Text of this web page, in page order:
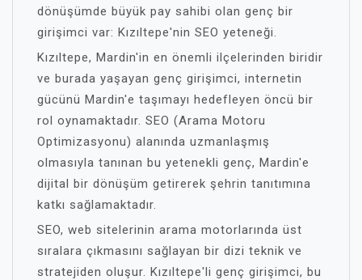
dönüşümde büyük pay sahibi olan genç bir
girişimci var: Kızıltepe'nin SEO yeteneği.
Kızıltepe, Mardin'in en önemli ilçelerinden biridir
ve burada yaşayan genç girişimci, internetin
gücünü Mardin'e taşımayı hedefleyen öncü bir
rol oynamaktadır. SEO (Arama Motoru
Optimizasyonu) alanında uzmanlaşmış
olmasıyla tanınan bu yetenekli genç, Mardin'e
dijital bir dönüşüm getirerek şehrin tanıtımına
katkı sağlamaktadır.
SEO, web sitelerinin arama motorlarında üst
sıralara çıkmasını sağlayan bir dizi teknik ve
stratejiden oluşur. Kızıltepe'li genç girişimci, bu